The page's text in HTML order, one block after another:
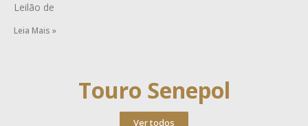
Leilão de
Leia Mais »
Touro Senepol
Ver todos